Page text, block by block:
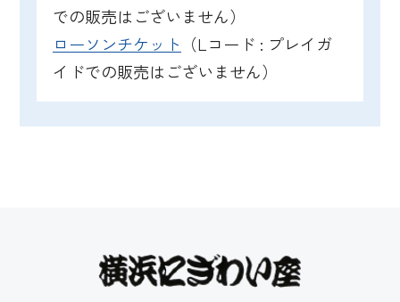
での販売はございません）
ローソンチケット （Lコード : プレイガ
イドでの販売はございません）